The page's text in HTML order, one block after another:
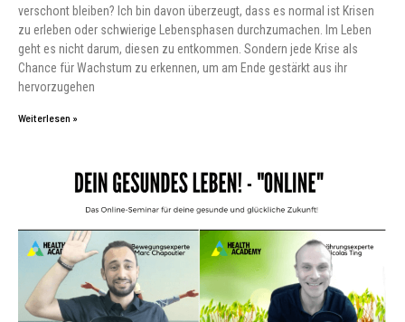
verschont bleiben? Ich bin davon überzeugt, dass es normal ist Krisen
zu erleben oder schwierige Lebensphasen durchzumachen. Im Leben
geht es nicht darum, diesen zu entkommen. Sondern jede Krise als
Chance für Wachstum zu erkennen, um am Ende gestärkt aus ihr
hervorzugehen
Weiterlesen »